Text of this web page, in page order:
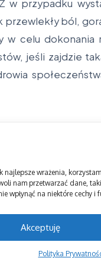
najlepsze wrażenia,
nam przetwarzać dane,
wpłynąć na niektóre cechy i
Akceptuję
Polityka
w przypadku
ból,
celu dokonania
jeśli zajdzie
Copyright © 2026 Tryskaj